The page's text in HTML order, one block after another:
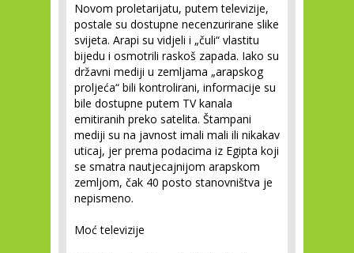
Novom proletarijatu, putem televizije,
postale su dostupne necenzurirane slike
svijeta. Arapi su vidjeli i „čuli“ vlastitu
bijedu i osmotrili raskoš zapada. Iako su
državni mediji u zemljama „arapskog
proljeća“ bili kontrolirani, informacije su
bile dostupne putem TV kanala
emitiranih preko satelita. Štampani
mediji su na javnost imali mali ili nikakav
uticaj, jer prema podacima iz Egipta koji
se smatra nautjecajnijom arapskom
zemljom, čak 40 posto stanovništva je
nepismeno.
Moć televizije